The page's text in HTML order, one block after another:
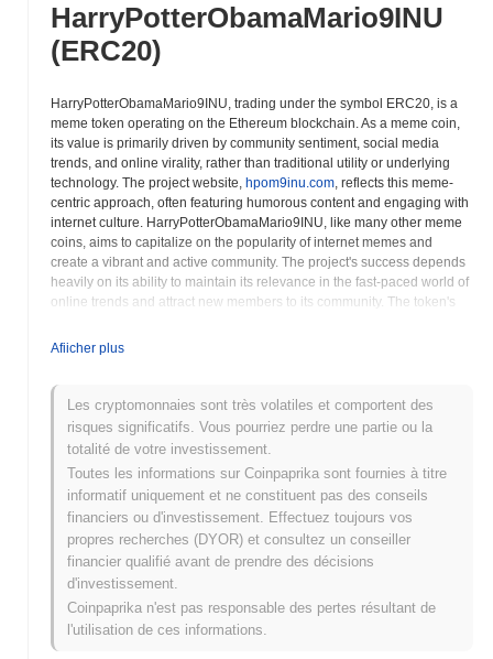
HarryPotterObamaMario9INU
(ERC20)
HarryPotterObamaMario9INU, trading under the symbol ERC20, is a
meme token operating on the Ethereum blockchain. As a meme coin,
its value is primarily driven by community sentiment, social media
trends, and online virality, rather than traditional utility or underlying
technology. The project website, hpom9inu.com, reflects this meme-
centric approach, often featuring humorous content and engaging with
internet culture. HarryPotterObamaMario9INU, like many other meme
coins, aims to capitalize on the popularity of internet memes and
create a vibrant and active community. The project's success depends
heavily on its ability to maintain its relevance in the fast-paced world of
online trends and attract new members to its community. The token's
functionality, including token transfers and supply management.
HarryPotterObamaMario9INU are often highly volatile and speculative
investments. Their value can fluctuate dramatically in short periods,
making them inherently risky. The project's long-term viability depends
on its ability to build a sustainable community and develop innovative
the ERC20 standard, ensuring compatibility with a wide range of
Ethereum wallets, exchanges, and decentralized applications. The
project's team actively promotes the token through social media and
online marketing campaigns, aiming to increase its visibility and attract
new investors. The community plays a crucial role in the project's
success, driving its growth and shaping its direction.
HarryPotterObamaMario9INU seeks to differentiate itself from other
meme coins through its unique branding and its focus on building a
strong and engaged community. Investors should conduct thorough
Afiicher plus
Les cryptomonnaies sont très volatiles et comportent des
risques significatifs. Vous pourriez perdre une partie ou la
totalité de votre investissement.
Toutes les informations sur Coinpaprika sont fournies à titre
informatif uniquement et ne constituent pas des conseils
financiers ou d'investissement. Effectuez toujours vos
propres recherches (DYOR) et consultez un conseiller
financier qualifié avant de prendre des décisions
d'investissement.
Coinpaprika n'est pas responsable des pertes résultant de
l'utilisation de ces informations.